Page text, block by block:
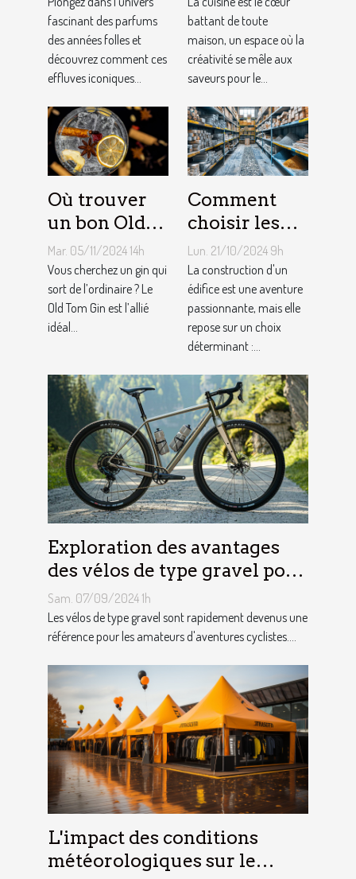
ils la mode
moderne ?
fascinant des parfums
des années folles et
découvrez comment ces
effluves iconiques...
équipement
de cuisine
battant de toute
maison, un espace où la
créativité se mêle aux
saveurs pour le...
Où trouver
un bon Old
Tom Gin
artisanal ?
Mar. 05/11/2024 14h
Vous cherchez un gin qui
sort de l’ordinaire ? Le
Old Tom Gin est l’allié
idéal...
Comment
choisir les
matériaux de
construction
adaptés à
votre projet
Lun. 21/10/2024 9h
La construction d'un
édifice est une aventure
passionnante, mais elle
repose sur un choix
déterminant :...
Exploration des avantages
des vélos de type gravel pour
les aventuriers
Sam. 07/09/2024 1h
Les vélos de type gravel sont rapidement devenus une
référence pour les amateurs d'aventures cyclistes....
L'impact des conditions
météorologiques sur le